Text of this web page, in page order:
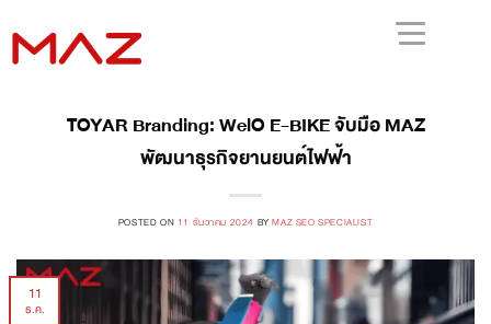
TOYAR Branding: WelO E-BIKE จับมือ MAZ
พัฒนาธุรกิจยานยนต์ไฟฟ้า
POSTED ON 11 ธันวาคม 2024 BYMAZ SEO SPECIALIST
11
ธ.ค.